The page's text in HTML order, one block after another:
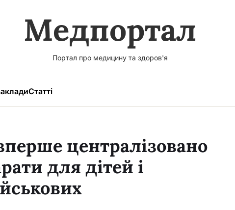
Медпортал
Портал про медицину та здоров'я
Статті
централізовано
для дітей і